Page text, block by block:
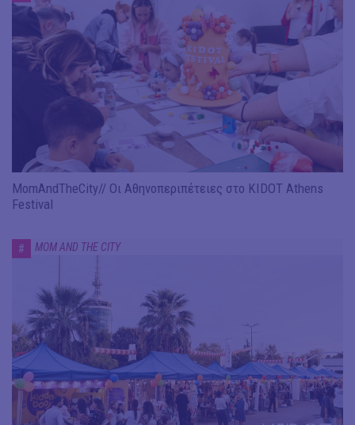
MomAndTheCity// Οι Αθηνοπεριπέτειες στο KIDOT Athens
Festival
# MOM AND THE CITY